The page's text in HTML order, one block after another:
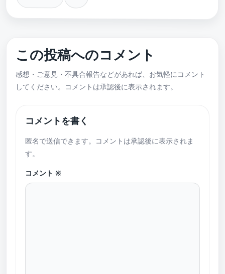
この投稿へのコメント
感想・ご意見・不具合報告などがあれば、お気軽にコメント
してください。コメントは承認後に表示されます。
コメントを書く
匿名で送信できます。コメントは承認後に表示されま
す。
コメント ※